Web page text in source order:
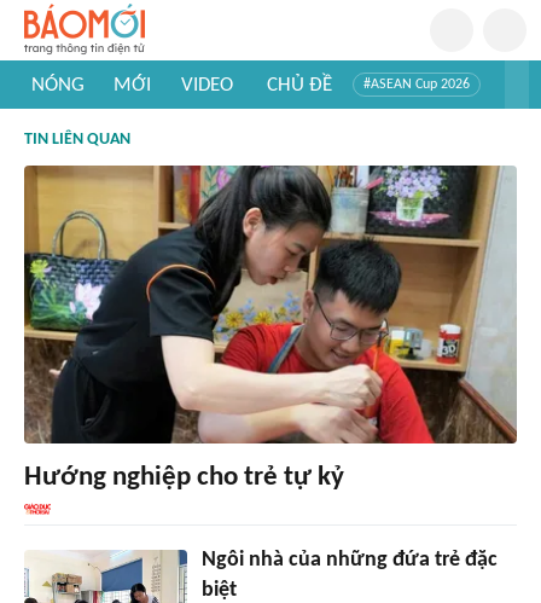
NÓNG MỚI VIDEO CHỦ ĐỀ #ASEAN Cup 2026
#Khám phá thế giới
TIN LIÊN QUAN
Hướng nghiệp cho trẻ tự kỷ
Ngôi nhà của những đứa trẻ đặc
biệt